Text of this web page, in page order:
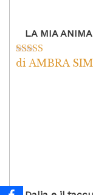
LA MIA
Valutato5su
di AMBRA